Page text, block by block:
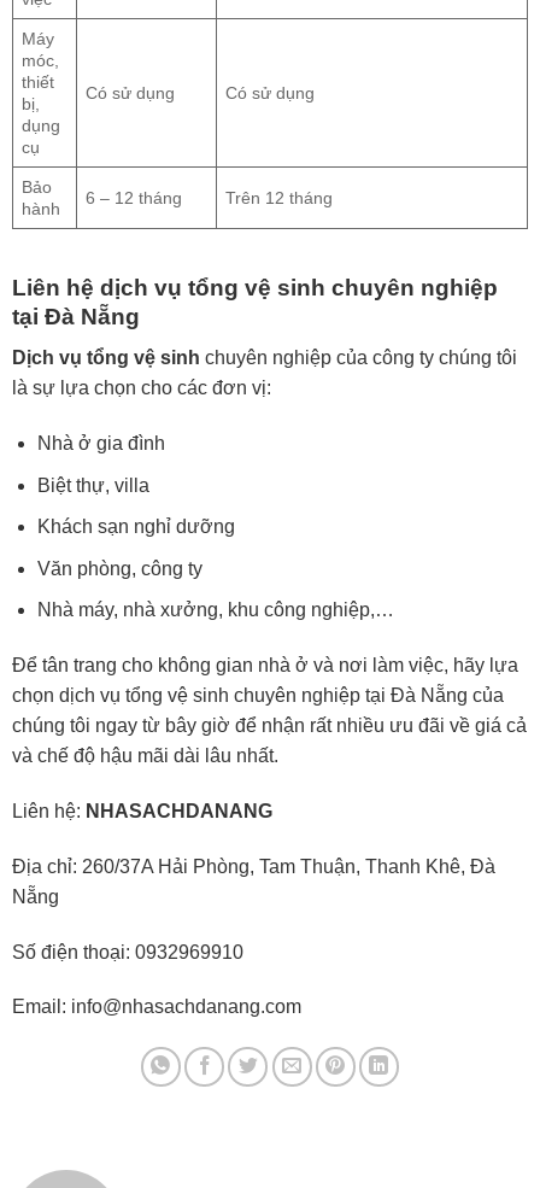
Máy
móc,
thiết
bị,
dụng
cụ
Có sử dụng Có sử dụng
Bảo
hành
6 – 12 tháng Trên 12 tháng
Liên hệ dịch vụ tổng vệ sinh chuyên nghiệp
tại Đà Nẵng
Dịch vụ tổng vệ sinh chuyên nghiệp của công ty chúng tôi
là sự lựa chọn cho các đơn vị:
Nhà ở gia đình
Biệt thự, villa
Khách sạn nghỉ dưỡng
Văn phòng, công ty
Nhà máy, nhà xưởng, khu công nghiệp,…
Để tân trang cho không gian nhà ở và nơi làm việc, hãy lựa
chọn dịch vụ tổng vệ sinh chuyên nghiệp tại Đà Nẵng của
chúng tôi ngay từ bây giờ để nhận rất nhiều ưu đãi về giá cả
và chế độ hậu mãi dài lâu nhất.
Liên hệ: NHASACHDANANG
Địa chỉ: 260/37A Hải Phòng, Tam Thuận, Thanh Khê, Đà
Nẵng
Số điện thoại: 0932969910
Email: info@nhasachdanang.com